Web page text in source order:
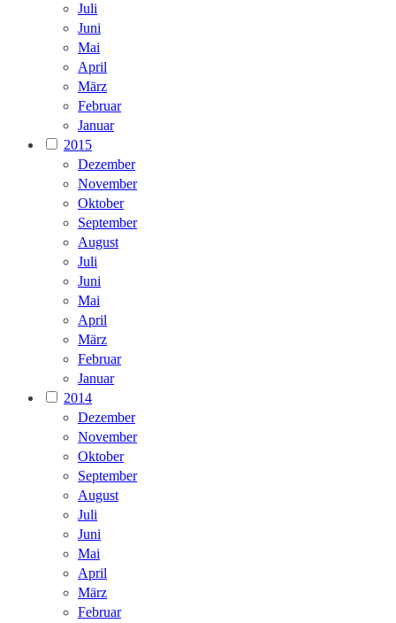
Juli
Juni
Mai
April
März
Februar
Januar
2015
Dezember
November
Oktober
September
August
Juli
Juni
Mai
April
März
Februar
Januar
2014
Dezember
November
Oktober
September
August
Juli
Juni
Mai
April
März
Februar